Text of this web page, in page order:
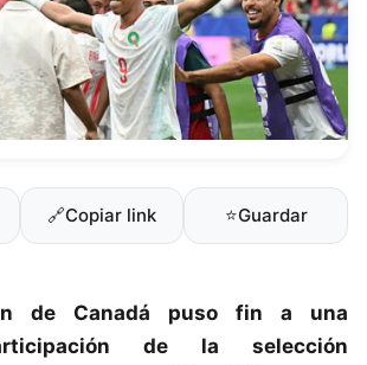
🔗Copiar link ⭐Guardar
de Canadá puso fin a una
de la selección